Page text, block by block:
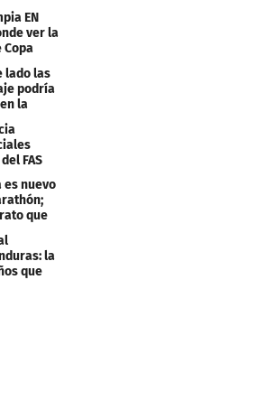
EN
ver la
Copa
lado las
podría
la
FAS
es nuevo
que
la
que